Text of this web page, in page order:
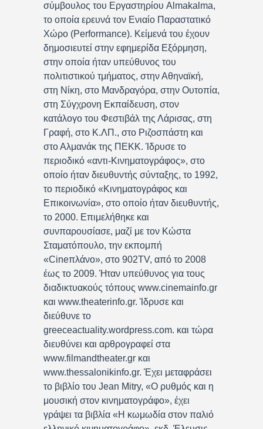
σύμβουλος του Εργαστηρίου Almakalma,
το οποία ερευνά τον Ενιαίο Παραστατικό
Χώρο (Performance). Κείμενά του έχουν
δημοσιευτεί στην εφημερίδα Εξόρμηση,
στην οποία ήταν υπεύθυνος του
πολιτιστικού τμήματος, στην Αθηναϊκή,
στη Νίκη, στο Μανδραγόρα, στην Ουτοπία,
στη Σύγχρονη Εκπαίδευση, στον
κατάλογο του Φεστιβάλ της Λάρισας, στη
Γραφή, στο Κ.ΛΠ., στο Ριζοσπάστη και
στο Αλμανάκ της ΠΕΚΚ. Ίδρυσε το
περιοδικό «αντι-Κινηματογράφος», στο
οποίο ήταν διευθυντής σύνταξης, το 1992,
το περιοδικό «Κινηματογράφος και
Επικοινωνία», στο οποίο ήταν διευθυντής,
το 2000. Επιμελήθηκε και
συνπαρουσίασε, μαζί με τον Κώστα
Σταματόπουλο, την εκπομπή
«Cineπλάνο», στο 902TV, από το 2008
έως το 2009. Ήταν υπεύθυνος για τους
διαδικτυακούς τόπους www.cinemainfo.gr
και www.theaterinfo.gr. Ίδρυσε και
διεύθυνε το
greeceactuality.wordpress.com. και τώρα
διευθύνει και αρθρογραφεί στα
www.filmandtheater.gr και
www.thessalonikinfo.gr. Έχει μεταφράσει
το βιβλίο του Jean Mitry, «Ο ρυθμός και η
μουσική στον κινηματογράφο», έχει
γράψει τα βιβλία «Η κωμωδία στον παλιό